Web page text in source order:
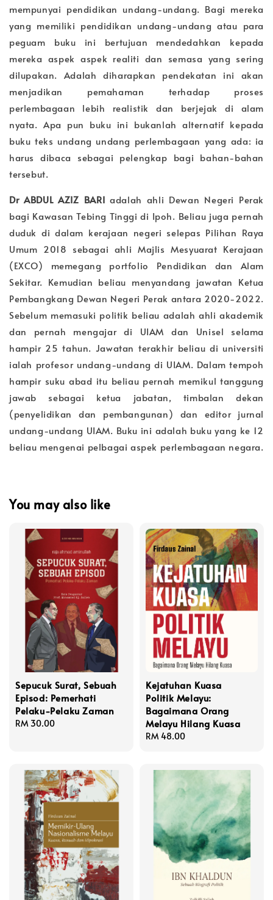
mempunyai pendidikan undang-undang. Bagi mereka
yang memiliki pendidikan undang-undang atau para
peguam buku ini bertujuan mendedahkan kepada
mereka aspek aspek realiti dan semasa yang sering
dilupakan. Adalah diharapkan pendekatan ini akan
menjadikan pemahaman terhadap proses
perlembagaan lebih realistik dan berjejak di alam
nyata. Apa pun buku ini bukanlah alternatif kepada
buku teks undang undang perlembagaan yang ada: ia
harus dibaca sebagai pelengkap bagi bahan-bahan
tersebut.
Dr ABDUL AZIZ BARI adalah ahli Dewan Negeri Perak
bagi Kawasan Tebing Tinggi di Ipoh. Beliau juga pernah
duduk di dalam kerajaan negeri selepas Pilihan Raya
Umum 2018 sebagai ahli Majlis Mesyuarat Kerajaan
(EXCO) memegang portfolio Pendidikan dan Alam
Sekitar. Kemudian beliau menyandang jawatan Ketua
Pembangkang Dewan Negeri Perak antara 2020-2022.
Sebelum memasuki politik beliau adalah ahli akademik
dan pernah mengajar di UIAM dan Unisel selama
hampir 25 tahun. Jawatan terakhir beliau di universiti
ialah profesor undang-undang di UIAM. Dalam tempoh
hampir suku abad itu beliau pernah memikul tanggung
jawab sebagai ketua jabatan, timbalan dekan
(penyelidikan dan pembangunan) dan editor jurnal
undang-undang UIAM. Buku ini adalah buku yang ke 12
beliau mengenai pelbagai aspek perlembagaan negara.
You may also like
Sepucuk Surat, Sebuah
Episod: Pemerhati
Pelaku-Pelaku Zaman
Regular
RM 30.00
Kejatuhan Kuasa
Politik Melayu:
Bagaimana Orang
Melayu Hilang Kuasa
Regular
RM 48.00